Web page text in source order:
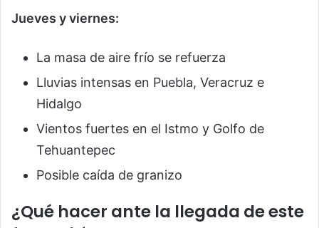
Jueves y viernes:
La masa de aire frío se refuerza
Lluvias intensas en Puebla, Veracruz e
Hidalgo
Vientos fuertes en el Istmo y Golfo de
Tehuantepec
Posible caída de granizo
¿Qué hacer ante la llegada de este